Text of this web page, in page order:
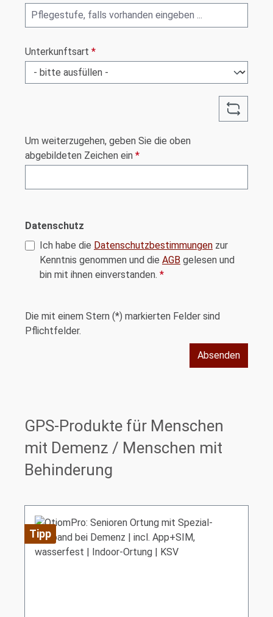
Unterkunftsart *
Um weiterzugehen, geben Sie die oben
abgebildeten Zeichen ein *
Datenschutz
Ich habe die Datenschutzbestimmungen zur
Kenntnis genommen und die AGB gelesen und
bin mit ihnen einverstanden. *
Die mit einem Stern (*) markierten Felder sind
Pflichtfelder.
Absenden
GPS-Produkte für Menschen
mit Demenz / Menschen mit
Behinderung
Tipp